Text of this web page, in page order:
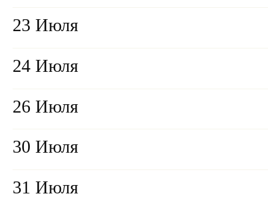
23 Июля
24 Июля
26 Июля
30 Июля
31 Июля